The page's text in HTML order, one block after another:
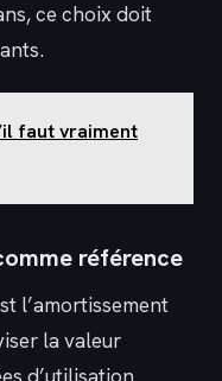
ce choix doit
faut vraiment
référence
l’amortissement
la valeur